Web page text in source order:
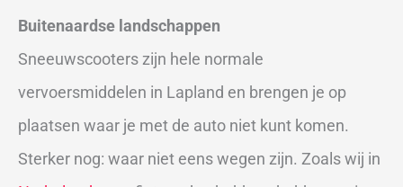
Buitenaardse landschappen
Sneeuwscooters zijn hele normale
vervoersmiddelen in Lapland en brengen je op
plaatsen waar je met de auto niet kunt komen.
Sterker nog: waar niet eens wegen zijn. Zoals wij in